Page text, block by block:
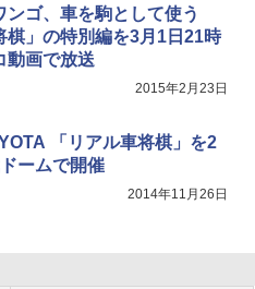
ンゴ、車を駒として使う
棋」の特別編を3月1日21時
動画で放送
2015年2月23日
「リアル車将棋」を2
ームで開催
2014年11月26日